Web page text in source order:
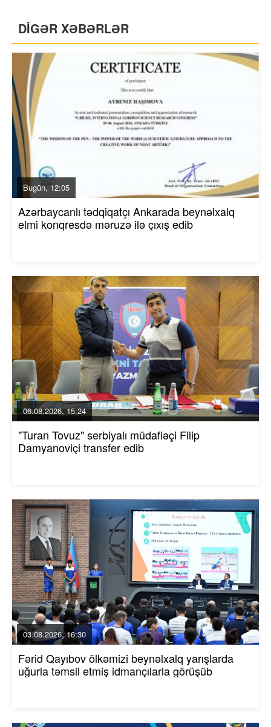
DİGƏR XƏBƏRLƏR
Bugün, 12:05
Azərbaycanlı tədqiqatçı Ankarada beynəlxalq
elmi konqresdə məruzə ilə çıxış edib
06.08.2026, 15:24
"Turan Tovuz" serbiyalı müdafiəçi Filip
Damyanoviçi transfer edib
03.08.2026, 16:30
Fərid Qayıbov ölkəmizi beynəlxalq yarışlarda
uğurla təmsil etmiş idmançılarla görüşüb